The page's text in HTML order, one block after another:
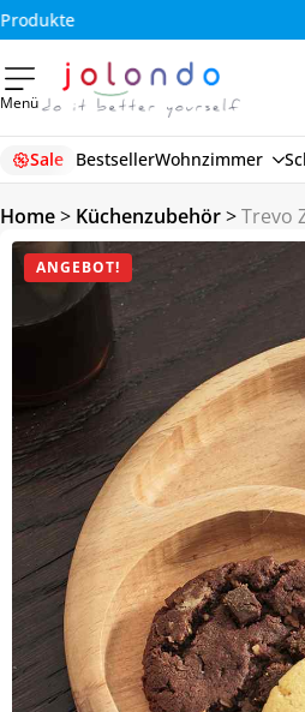
Bezahlen Sie auf Rechnung (30 Tage)
Menü
Sale BestsellerWohnzimmer
Home> Küchenzubehör>Trevo
ANGEBOT!